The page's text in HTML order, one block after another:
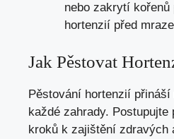
nebo zakrytí
hortenzií před
Jak Pěstovat
Pěstování hortenzií
každé zahrady.
kroků k zajištění zdravých